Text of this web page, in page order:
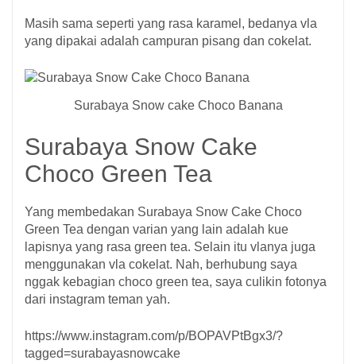
Masih sama seperti yang rasa karamel, bedanya vla
yang dipakai adalah campuran pisang dan cokelat.
Surabaya Snow cake Choco Banana
Surabaya Snow Cake
Choco Green Tea
Yang membedakan Surabaya Snow Cake Choco
Green Tea dengan varian yang lain adalah kue
lapisnya yang rasa green tea. Selain itu vlanya juga
menggunakan vla cokelat. Nah, berhubung saya
nggak kebagian choco green tea, saya culikin fotonya
dari instagram teman yah.
https://www.instagram.com/p/BOPAVPtBgx3/?
tagged=surabayasnowcake